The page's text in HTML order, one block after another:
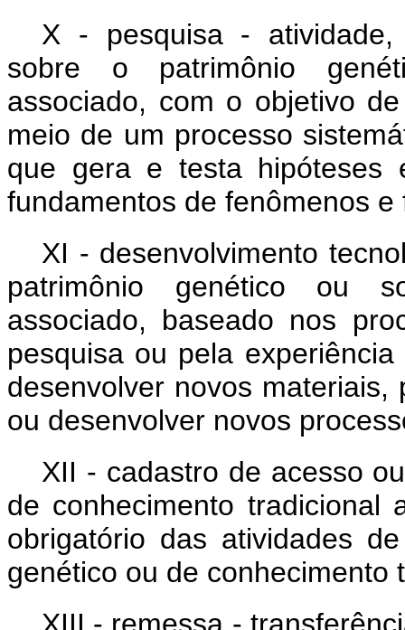
X - pesquisa - atividade,
sobre o patrimônio
associado, com o objetivo
meio de um processo
que gera e testa hipóteses
fundamentos de fenômenos
XI - desenvolvimento
patrimônio genético ou
associado, baseado nos
pesquisa ou pela
desenvolver novos
ou desenvolver novos
XII - cadastro de acesso
de conhecimento tradicional
obrigatório das atividades
genético ou de conhecimento